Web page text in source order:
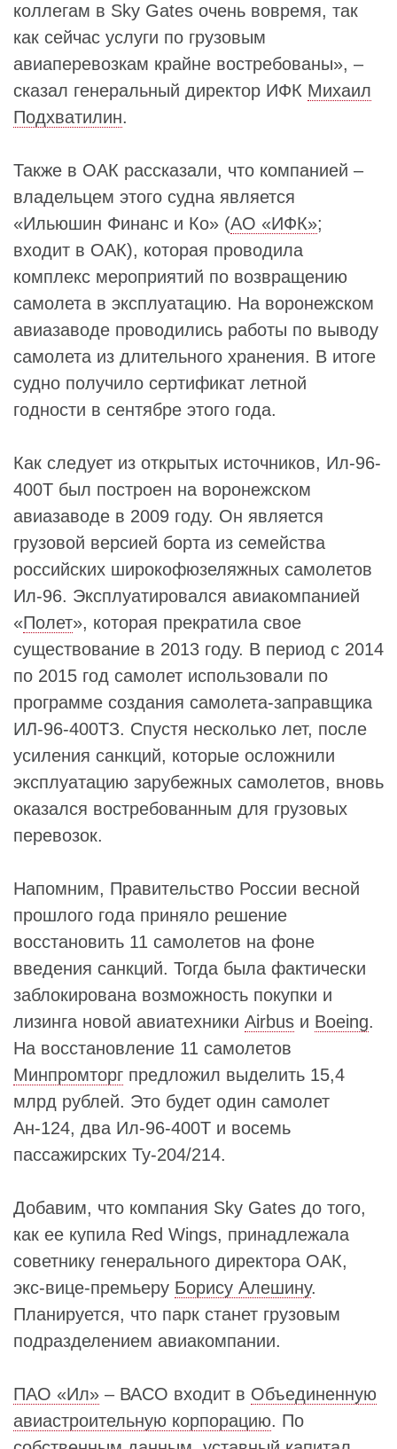
коллегам в Sky Gates очень вовремя, так
как сейчас услуги по грузовым
авиаперевозкам крайне востребованы», –
сказал генеральный директор ИФК Михаил
Подхватилин.
Также в ОАК рассказали, что компанией –
владельцем этого судна является
«Ильюшин Финанс и Ко» (АО «ИФК»;
входит в ОАК), которая проводила
комплекс мероприятий по возвращению
самолета в эксплуатацию. На воронежском
авиазаводе проводились работы по выводу
самолета из длительного хранения. В итоге
судно получило сертификат летной
годности в сентябре этого года.
Как следует из открытых источников, Ил-96-
400Т был построен на воронежском
авиазаводе в 2009 году. Он является
грузовой версией борта из семейства
российских широкофюзеляжных самолетов
Ил-96. Эксплуатировался авиакомпанией
«Полет», которая прекратила свое
существование в 2013 году. В период с 2014
по 2015 год самолет использовали по
программе создания самолета-заправщика
ИЛ-96-400ТЗ. Спустя несколько лет, после
усиления санкций, которые осложнили
эксплуатацию зарубежных самолетов, вновь
оказался востребованным для грузовых
перевозок.
Напомним, Правительство России весной
прошлого года приняло решение
восстановить 11 самолетов на фоне
введения санкций. Тогда была фактически
заблокирована возможность покупки и
лизинга новой авиатехники Airbus и Boeing.
На восстановление 11 самолетов
Минпромторг предложил выделить 15,4
млрд рублей. Это будет один самолет
Ан-124, два Ил-96-400Т и восемь
пассажирских Ту-204/214.
Добавим, что компания Sky Gates до того,
как ее купила Red Wings, принадлежала
советнику генерального директора ОАК,
экс-вице-премьеру Борису Алешину.
Планируется, что парк станет грузовым
подразделением авиакомпании.
ПАО «Ил» – ВАСО входит в Объединенную
авиастроительную корпорацию. По